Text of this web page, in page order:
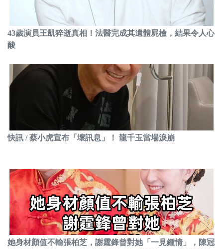
43歲演員王凱猝逝真相！法醫完成其遺體屍檢，結果令人心
酸
快訊 / 蔡小虎宣布「壞訊息」！ 龍千玉當場淚崩
她身材顏值不輸張柏芝，謝霆鋒曾對她「一見鍾情」，陳冠